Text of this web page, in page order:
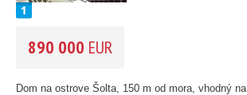
890 000 EUR
Dom na ostrove Šolta, 150 m od mora, vhodný na